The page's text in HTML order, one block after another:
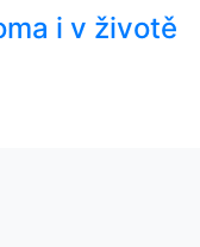
i v životě